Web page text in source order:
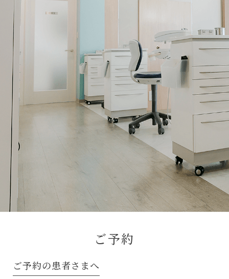
ご予約
ご予約の患者さまへ